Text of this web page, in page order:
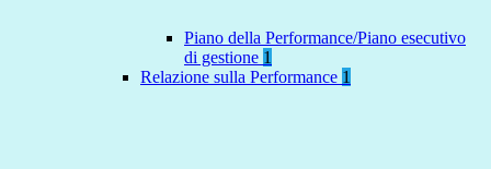
Piano della Performance/Piano esecutivo
di gestione 1
Relazione sulla Performance 1